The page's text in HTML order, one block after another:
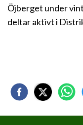
Öjberget under
deltar aktivt i